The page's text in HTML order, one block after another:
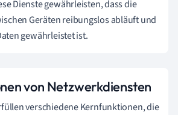
Dienste gewährleisten, dass die
Geräten reibungslos abläuft und
gewährleistet ist.
von Netzwerkdiensten
verschiedene Kernfunktionen, die